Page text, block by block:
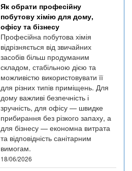
Як обрати професійну
побутову хімію для дому,
офісу та бізнесу
Професійна побутова хімія
відрізняється від звичайних
засобів більш продуманим
складом, стабільною дією та
можливістю використовувати її
для різних типів приміщень. Для
дому важливі безпечність і
зручність, для офісу — швидке
прибирання без різкого запаху, а
для бізнесу — економна витрата
та відповідність санітарним
вимогам.
18/06/2026